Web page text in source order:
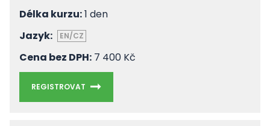
Délka kurzu:1 den
Jazyk:
EN/CZ
Cena bez DPH: 7 400 Kč
REGISTROVAT